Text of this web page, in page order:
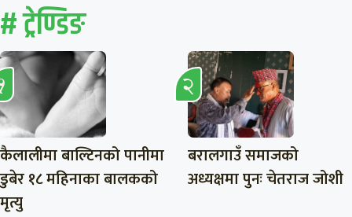
# ट्रेण्डिङ
कैलालीमा बाल्टिनको पानीमा
डुबेर १८ महिनाका बालकको
मृत्यु
बरालगाउँ समाजको
अध्यक्षमा पुनः चेतराज जोशी